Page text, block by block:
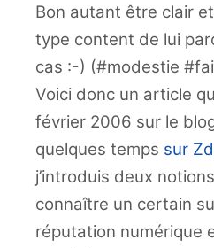
Bon autant être clair
type content de lui
cas :-) (#modestie
Voici donc un article
février 2006 sur le
quelques temps sur
j’introduis deux
connaître un certain
réputation numérique